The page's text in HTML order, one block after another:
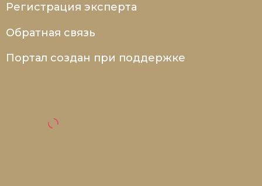
Регистрация эксперта
Обратная связь
Портал создан при поддержке